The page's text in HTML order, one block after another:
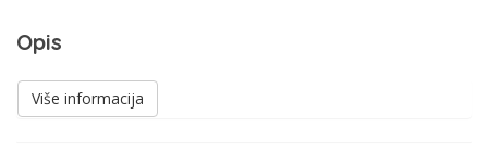
Opis
Više informacija